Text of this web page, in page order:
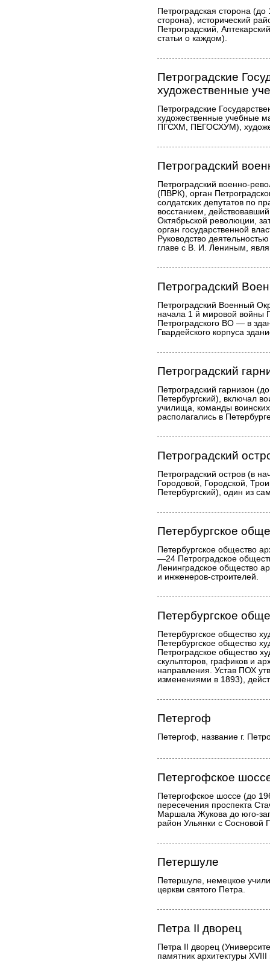
Петроградская сторона (до
сторона), исторический
Петроградский,
статьи о каждом).
Петроградские
художественные
Петроградские
художественные учебные
ПГСХМ, ПЕГОСХУМ),
Петроградский
Петроградский военно-
(ПВРК), орган
солдатских депутатов по
восстанием,
Октябрьской революции,
орган государственной
Руководство
главе с В. И. Лениным,
Петроградский
Петроградский Военный
начала 1 й мировой войны
Петроградского ВО — в
Гвардейского корпуса
Петроградский
Петроградский гарнизон
Петербургский), включал
училища, команды
располагались в
Петроградский
Петроградский остров (в
Городовой, Городской,
Петербургский), один из
Петербургское
Петербургское общество
—24 Петроградское
Ленинградское общество
и инженеров-строителей.
Петербургское
Петербургское общество
Петербургское общество
Петроградское общество
скульпторов, графиков и
направления. Устав ПОХ
изменениями в 1893),
Петергоф
Петергоф, название г.
Петергофское
Петергофское шоссе (до
пересечения проспекта
Маршала Жукова до юго-
район Ульянки с Сосновой
Петершуле
Петершуле, немецкое
церкви святого Петра.
Петра II дворец
Петра II дворец
памятник архитектуры ХVIII